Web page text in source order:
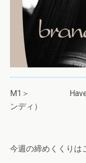
M1＞ Have
ンディ）
今週の締めくくりは